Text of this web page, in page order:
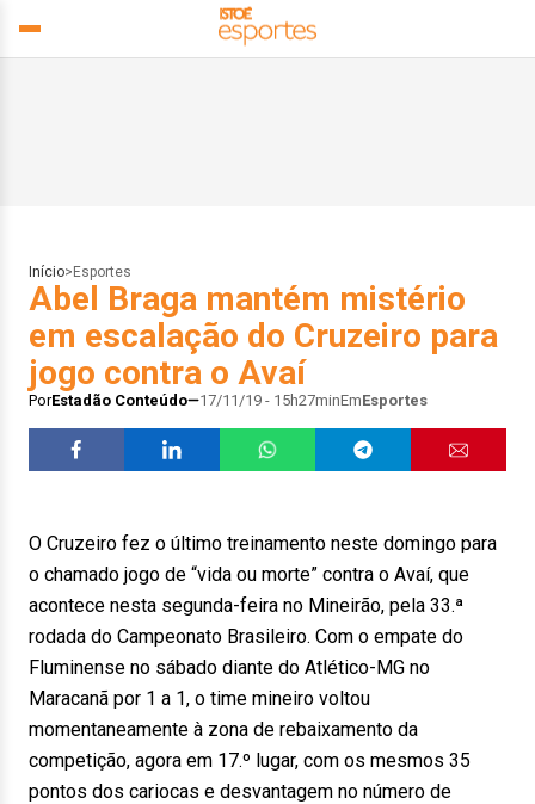
Início> Esportes
Abel Braga mantém mistério
em escalação do Cruzeiro para
jogo contra o Avaí
PorEstadão Conteúdo 17/11/19 - 15h27minEmEsportes
O Cruzeiro fez o último treinamento neste domingo para
o chamado jogo de “vida ou morte” contra o Avaí, que
acontece nesta segunda-feira no Mineirão, pela 33.ª
rodada do Campeonato Brasileiro. Com o empate do
Fluminense no sábado diante do Atlético-MG no
Maracanã por 1 a 1, o time mineiro voltou
momentaneamente à zona de rebaixamento da
competição, agora em 17.º lugar, com os mesmos 35
pontos dos cariocas e desvantagem no número de